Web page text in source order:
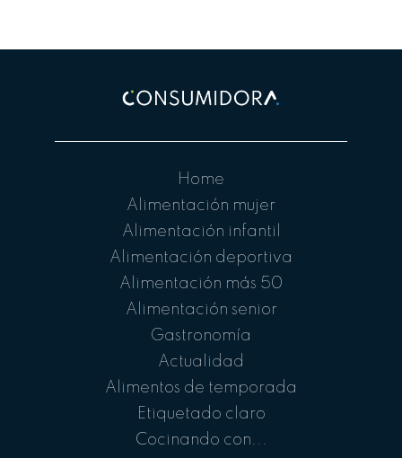
Home
Alimentación mujer
Alimentación infantil
Alimentación deportiva
Alimentación más 50
Alimentación senior
Gastronomía
Actualidad
Alimentos de temporada
Etiquetado claro
Cocinando con...